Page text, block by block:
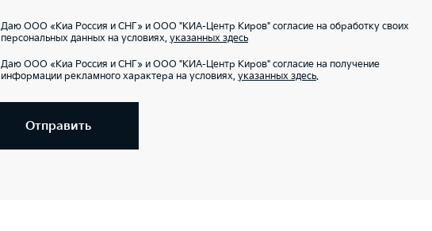
Даю ООО «Киа Россия и СНГ» и ООО "КИА-Центр Киров" согласие на обработку своих
персональных данных на условиях, указанных здесь
Даю ООО «Киа Россия и СНГ» и ООО "КИА-Центр Киров" согласие на получение
информации рекламного характера на условиях, указанных здесь.
Отправить